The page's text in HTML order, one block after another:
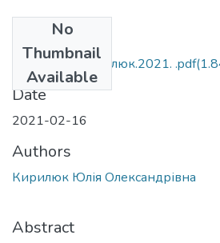
No
Thumbnail
Available
М.073.МР_Кирилюк.2021. .pdf
Date
2021-02-16
Authors
Кирилюк Юлія Олександрівна
Abstract